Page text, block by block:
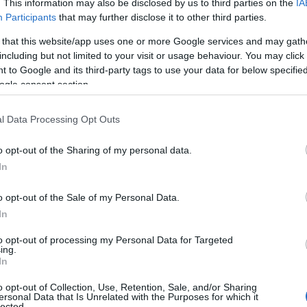
This information may also be disclosed by us to third parties on the
Participants that may further disclose it to other third parties.
that this website/app uses one or more Google services and may
but not limited to your visit or usage behaviour. You may
to Google and its third-party tags to use your data for below
consent section.
Data Processing Opt Outs
opt-out of the Sharing of my personal data.
opt-out of the Sale of my Personal Data.
opt-out of processing my Personal Data for Targeted
opt-out of Collection, Use, Retention, Sale, and/or Sharing
Data that Is Unrelated with the Purposes for which it
var planen. I stedet for et nytt gult kort, får
i verdenscupåpningen.
om juryens avgjørelse.
reglene, sier hun.
ble bare sendt vekk
er brudd på reglene og grunnlag for gult